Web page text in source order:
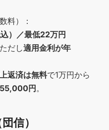
料）：
）／最低22万円
ただし適用金利が年
返済は無料で1万円から
円 。
信）